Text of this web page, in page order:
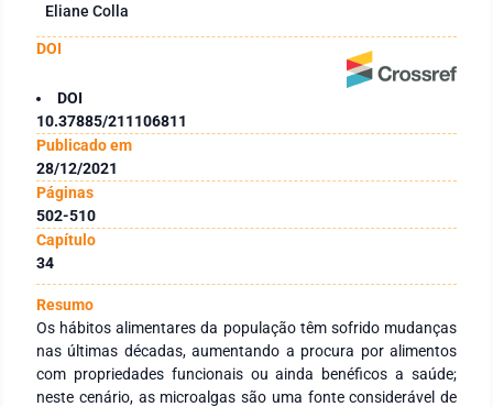
Eliane Colla
DOI
DOI
10.37885/211106811
Publicado em
28/12/2021
Páginas
502-510
Capítulo
34
Resumo
Os hábitos alimentares da população têm sofrido mudanças
nas últimas décadas, aumentando a procura por alimentos
com propriedades funcionais ou ainda benéficos a saúde;
neste cenário, as microalgas são uma fonte considerável de